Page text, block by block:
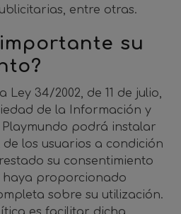
entre otras.
su
34/2002, de 11 de julio,
de la Información y
Playmundo podrá instalar
los usuarios a condición
su consentimiento
haya proporcionado
sobre su utilización.